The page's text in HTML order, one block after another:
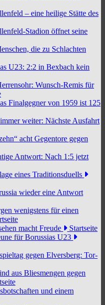
– eine heilige Stätte des
Stadion öffnet seine
die zu Schlachten
U23: 2:2 in Bexbach kein
Wunsch-Remis für
Finalgegner von 1959 ist 125
weiter: Nächste Ausfahrt
acht Gegentore gegen
Antwort: Nach 1:5 jetzt
eines Traditionsduells
wieder eine Antwort
wenigstens für einen
macht Freude
Startseite
für Borussias U23
gegen Elversberg: Tor-
aus Bliesmengen gegen
und einem